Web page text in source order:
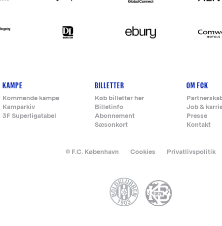
KAMPE
Kommende kampe
Kamparkiv
3F Superligatabel
BILLETTER
Køb billetter her
Billetinfo
Abonnement
Sæsonkort
OM FCK
Job &
Presse
Kontakt
© F.C. København Cookies Privatlivspolitik